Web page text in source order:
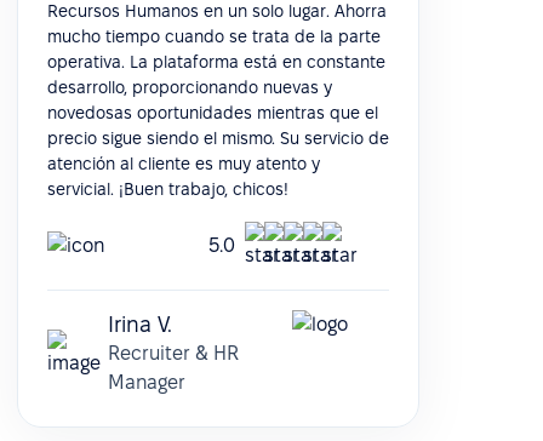
Recursos Humanos en un solo lugar. Ahorra
mucho tiempo cuando se trata de la parte
operativa. La plataforma está en constante
desarrollo, proporcionando nuevas y
novedosas oportunidades mientras que el
precio sigue siendo el mismo. Su servicio de
atención al cliente es muy atento y
servicial. ¡Buen trabajo, chicos!
5.0
Irina V.
Recruiter & HR
Manager